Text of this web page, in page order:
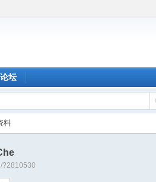
论坛
料
?2810530